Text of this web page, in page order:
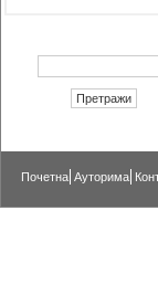
Почетна Ауторима